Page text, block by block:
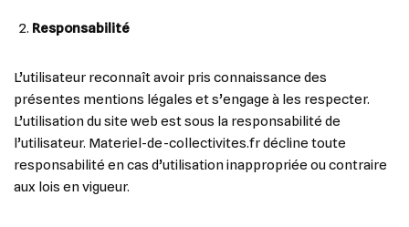
Responsabilité
L’utilisateur reconnaît avoir pris connaissance des
présentes mentions légales et s’engage à les respecter.
L’utilisation du site web est sous la responsabilité de
l’utilisateur. Materiel-de-collectivites.fr décline toute
responsabilité en cas d’utilisation inappropriée ou contraire
aux lois en vigueur.